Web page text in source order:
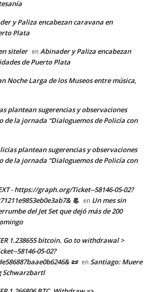
y Paliza encabezan caravana en
Plata
siteler en Abinader y Paliza encabezan
de Puerto Plata
Noche Larga de los Museos entre música,
plantean sugerencias y observaciones
de la jornada “Dialoguemos de Policía con
plantean sugerencias y observaciones
de la jornada “Dialoguemos de Policía con
- https://graph.org/Ticket--58146-05-02?
📃 en Un mes sin
del Jet Set que dejó más de 200
1.238655 bitcoin. Go to withdrawal >
58146-05-02?
📜 en Santiago: Muere
Schwarzbartl